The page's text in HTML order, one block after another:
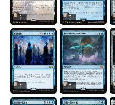
1 1
1 1